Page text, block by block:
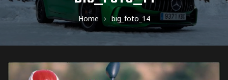
Home big_foto_14